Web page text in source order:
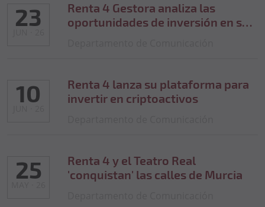
23
Renta 4 Gestora analiza las
oportunidades de inversión en su
10
Renta 4 lanza su plataforma para
invertir en criptoactivos
25
Renta 4 y el Teatro Real
'conquistan' las calles de Murcia